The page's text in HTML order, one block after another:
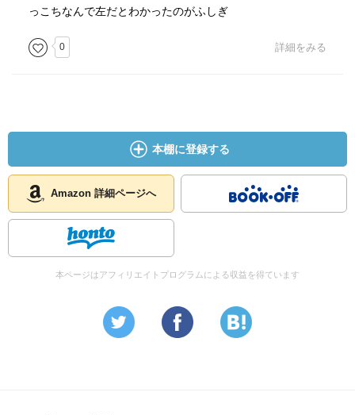
っこちなんで左だとわかったのがふしぎ
0 詳細をみる
本棚に登録する
Amazon 詳細ページへ
本ページはアフィリエイトプログラムによる収益を得ています